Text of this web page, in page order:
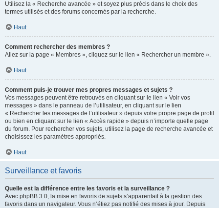
Utilisez la « Recherche avancée » et soyez plus précis dans le choix des
termes utilisés et des forums concernés par la recherche.
Haut
Comment rechercher des membres ?
Allez sur la page « Membres », cliquez sur le lien « Rechercher un membre ».
Haut
Comment puis-je trouver mes propres messages et sujets ?
Vos messages peuvent être retrouvés en cliquant sur le lien « Voir vos
messages » dans le panneau de l’utilisateur, en cliquant sur le lien
« Rechercher les messages de l’utilisateur » depuis votre propre page de profil
ou bien en cliquant sur le lien « Accès rapide » depuis n’importe quelle page
du forum. Pour rechercher vos sujets, utilisez la page de recherche avancée et
choisissez les paramètres appropriés.
Haut
Surveillance et favoris
Quelle est la différence entre les favoris et la surveillance ?
Avec phpBB 3.0, la mise en favoris de sujets s’apparentait à la gestion des
favoris dans un navigateur. Vous n’étiez pas notifié des mises à jour. Depuis